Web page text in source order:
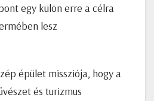
egy külön erre a célra
lesz
épület missziója, hogy a
és turizmus